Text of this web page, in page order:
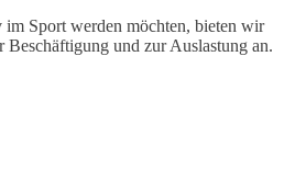
im Sport werden möchten, bieten wir
Beschäftigung und zur Auslastung an.